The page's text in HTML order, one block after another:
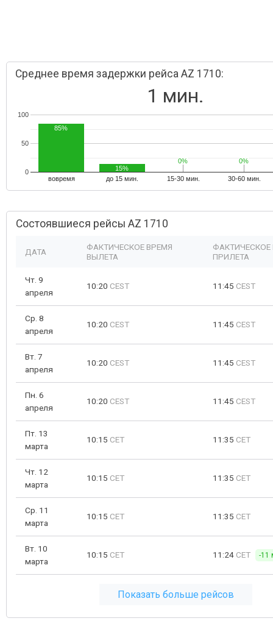
Среднее время задержки рейса AZ 1710:
1 мин.
вовремя до 15 мин. 15-30 мин. 30-60 мин.
0
50
100
85%
15%
0%
0% 0%
0%
Состоявшиеся рейсы AZ 1710
ДАТА
ФАКТИЧЕСКОЕ ВРЕМЯ
ВЫЛЕТА
ФАКТИЧЕСКОЕ
ПРИЛЕТА
Чт. 9
апреля
10:20 CEST 11:45 CEST
Ср. 8
апреля
10:20 CEST 11:45 CEST
Вт. 7
апреля
10:20 CEST 11:45 CEST
Пн. 6
апреля
10:20 CEST 11:45 CEST
Пт. 13
марта
10:15 CET 11:35 CET
Чт. 12
марта
10:15 CET 11:35 CET
Ср. 11
марта
10:15 CET 11:35 CET
Вт. 10
марта
10:15 CET 11:24 CET -11
Показать больше рейсов